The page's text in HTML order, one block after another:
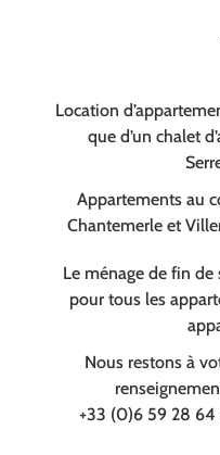
Location
que d’un chalet
Appartements au
Chantemerle et
Le ménage de fin
pour tous les
Nous restons à
+33 (0)6 59 28 64